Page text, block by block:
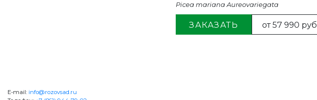
+7 (861) 944-79-02
Picea mariana Aureovariegata
ЗАКАЗАТЬ от 57 990 руб
E-mail: info@rozovsad.ru